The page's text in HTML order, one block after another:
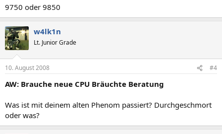
9750 oder 9850
w4lk1n
Lt. Junior Grade
10. August 2008 #4
AW: Brauche neue CPU Bräuchte Beratung
Was ist mit deinem alten Phenom passiert? Durchgeschmort
oder was?